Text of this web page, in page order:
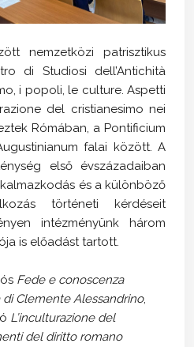
nemzetközi patrisztikus
di Studiosi dell’Antichità
i popoli, le culture. Aspetti
del cristianesimo nei
Rómában, a Pontificium
falai között. A
első évszázadaiban
és a különböző
történeti kérdéseit
intézményünk három
is előadást tartott.
Fede e conoscenza
Clemente Alessandrino,
L’inculturazione del
del diritto romano